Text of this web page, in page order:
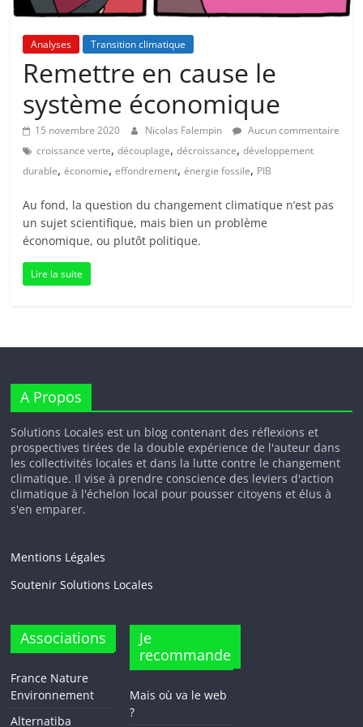
Analyses Transition climatique
Remettre en cause le
système économique
15 novembre 2020 Nicolas Falempin
Aucun commentaire
croissance verte,découplage,décroissance,développement
durable,économie,effondrement,énergie fossile, PIB
Au fond, la question du changement climatique n’est pas
un sujet scientifique, mais bien un problème
économique, ou plutôt politique.
Lire la suite
A Propos
Solutions Locales est un blog contenant des réflexions et
prospectives tirées de la double expérience de l'auteur dans
les collectivités locales et dans la lutte contre le changement
climatique. Il vise à prendre conscience des leviers d'action
climatique à l'échelon local pour pousser citoyens et élus à
s'en emparer.
Mentions Légales
Soutenir Solutions Locales
Associations
France Nature
Environnement
Alternatiba
Je
recommande
Mais où va le web
?